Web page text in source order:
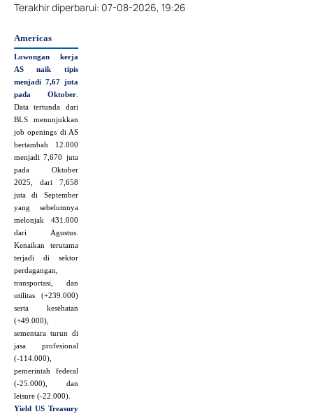
Terakhir diperbarui: 07-08-2026, 19:26
Americas
Lowongan kerja
AS naik tipis
menjadi 7,67 juta
pada Oktober.
Data tertunda dari
BLS menunjukkan
job openings di AS
bertambah 12.000
menjadi 7,670 juta
pada Oktober
2025, dari 7,658
juta di September
yang sebelumnya
melonjak 431.000
dari Agustus.
Kenaikan terutama
terjadi di sektor
perdagangan,
transportasi, dan
utilitas (+239.000)
serta kesehatan
(+49.000),
sementara turun di
jasa profesional
(-114.000),
pemerintah federal
(-25.000), dan
leisure (-22.000).
Yield US Treasury